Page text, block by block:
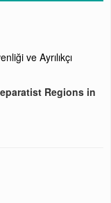
ve Ayrılıkçı
Regions in